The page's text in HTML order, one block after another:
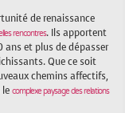
de renaissance
rencontres. Ils apportent
et plus de dépasser
Que ce soit
chemins affectifs,
le complexe paysage des relations